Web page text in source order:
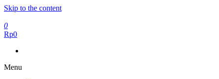
Skip to the content
0
Rp0
Menu